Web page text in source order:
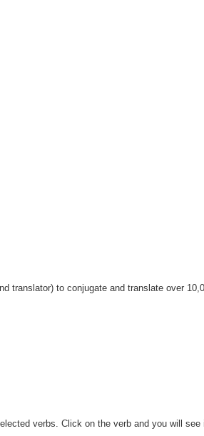
translator) to conjugate and translate over
verbs. Click on the verb and you will